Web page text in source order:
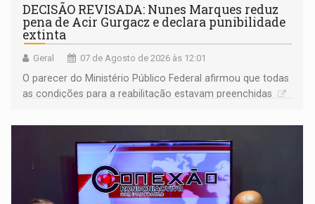
DECISÃO REVISADA: Nunes Marques reduz
pena de Acir Gurgacz e declara punibilidade
extinta
Geral 07 de Agosto de 2026 às 12:01
O parecer do Ministério Público Federal afirmou que todas
as condições para a reabilitação estavam preenchidas